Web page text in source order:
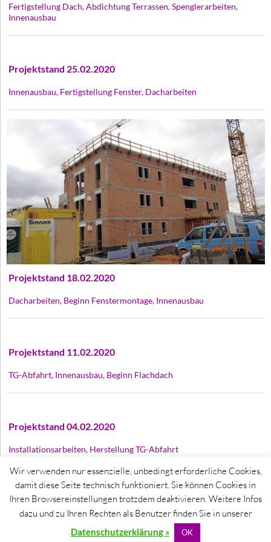
Fertigstellung Dach, Abdichtung Terrassen, Spenglerarbeiten,
Innenausbau
Projektstand 25.02.2020
Innenausbau, Fertigstellung Fenster, Dacharbeiten
Projektstand 18.02.2020
Dacharbeiten, Beginn Fenstermontage, Innenausbau
Projektstand 11.02.2020
TG-Abfahrt, Innenausbau, Beginn Flachdach
Projektstand 04.02.2020
Installationsarbeiten, Herstellung TG-Abfahrt
Straße 2, 4061 Pasching / AUSTRIA | +43
664 1215830 | +43 699 11077555 |
office@top24-wohnbau.at
Wir verwenden nur essenzielle, unbedingt erforderliche Cookies,
damit diese Seite technisch funktioniert. Sie können Cookies in
Ihren Browsereinstellungen trotzdem deaktivieren. Weitere Infos
dazu und zu Ihren Rechten als Benutzer finden Sie in unserer
Datenschutzerklärung » OK